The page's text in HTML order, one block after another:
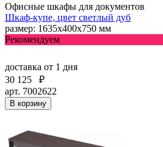
Офисные шкафы для документов
Шкаф-купе, цвет светлый дуб
размер: 1635х400х750 мм
Рекомендуем
доставка от 1 дня
30 125
₽
арт. 7002622
В корзину